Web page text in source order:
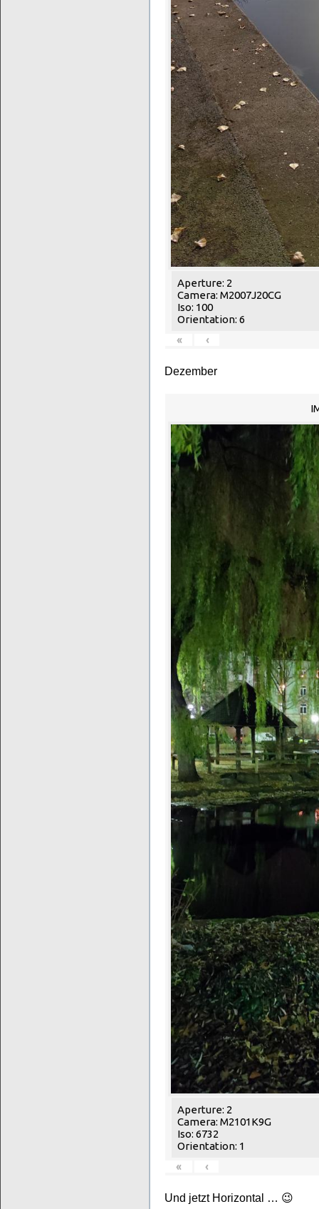
Aperture: 2
Camera: M2007J20CG
Iso: 100
Orientation: 6
«
‹
Dezember
Aperture: 2
Camera: M2101K9G
Iso: 6732
Orientation: 1
«
‹
Und jetzt Horizontal … 😉